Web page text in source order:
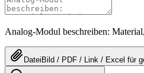
Analog-Modul beschreiben:
Datei Bild / PDF / Link / Excel für